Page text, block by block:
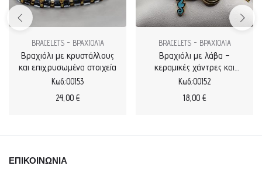
BRACELETS - ΒΡΑΧΙΟΛΙΑ
Βραχιόλι με κρυστάλλους
και επιχρυσωμένα στοιχεία
Κωδ.:00153
24,00 €
BRACELETS - ΒΡΑΧΙΟΛΙΑ
Βραχιόλι με λάβα –
κεραμικές χάντρες και
διάφορα στοιχεία μικρά με
Κωδ.:00152
18,00 €
ΕΠΙΚΟΙΝΩΝΙΑ